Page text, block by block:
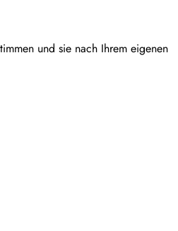
und sie nach Ihrem eigenen